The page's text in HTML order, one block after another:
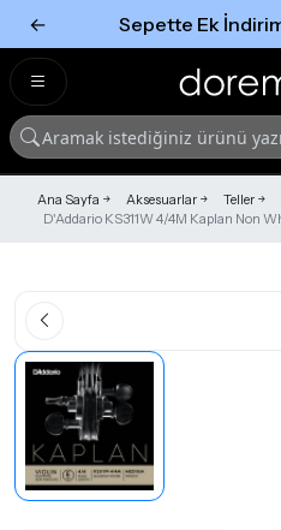
← Sepette Ek
Ana Sayfa Aksesuarlar Teller
D'Addario KS311W 4/4M Kaplan Non